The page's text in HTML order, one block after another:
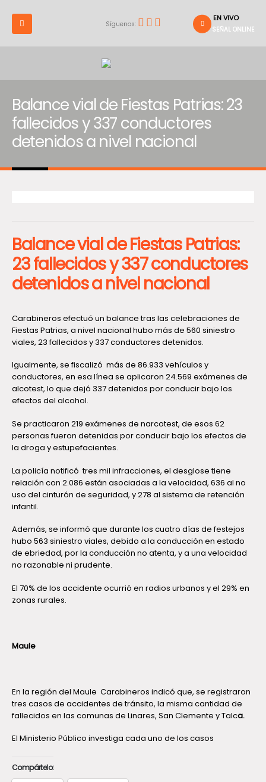
Síguenos:
EN VIVO
SEÑAL ONLINE
Balance vial de Fiestas Patrias: 23
fallecidos y 337 conductores
detenidos a nivel nacional
Balance vial de Fiestas Patrias:
23 fallecidos y 337 conductores
detenidos a nivel nacional
Carabineros efectuó un balance tras las celebraciones de
Fiestas Patrias, a nivel nacional hubo más de 560 siniestro
viales, 23 fallecidos y 337 conductores detenidos.
Igualmente, se fiscalizó más de 86.933 vehículos y
conductores, en esa línea se aplicaron 24.569 exámenes de
alcotest, lo que dejó 337 detenidos por conducir bajo los
efectos del alcohol.
Se practicaron 219 exámenes de narcotest, de esos 62
personas fueron detenidas por conducir bajo los efectos de
la droga y estupefacientes.
La policía notificó tres mil infracciones, el desglose tiene
relación con 2.086 están asociadas a la velocidad, 636 al no
uso del cinturón de seguridad, y 278 al sistema de retención
infantil.
Además, se informó que durante los cuatro días de festejos
hubo 563 siniestro viales, debido a la conducción en estado
de ebriedad, por la conducción no atenta, y a una velocidad
no razonable ni prudente.
El 70% de los accidente ocurrió en radios urbanos y el 29% en
zonas rurales.
Maule
En la región del Maule Carabineros indicó que, se registraron
tres casos de accidentes de tránsito, la misma cantidad de
fallecidos en las comunas de Linares, San Clemente y Talca.
El Ministerio Público investiga cada uno de los casos
Compártelo: